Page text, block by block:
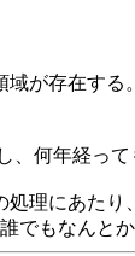
が存在す
何年経っ
理にあた
でもなんとか